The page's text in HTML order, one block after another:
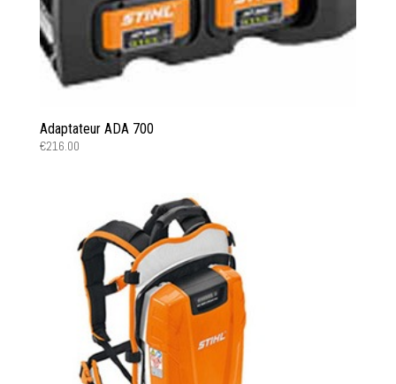
Adaptateur ADA 700
€216.00